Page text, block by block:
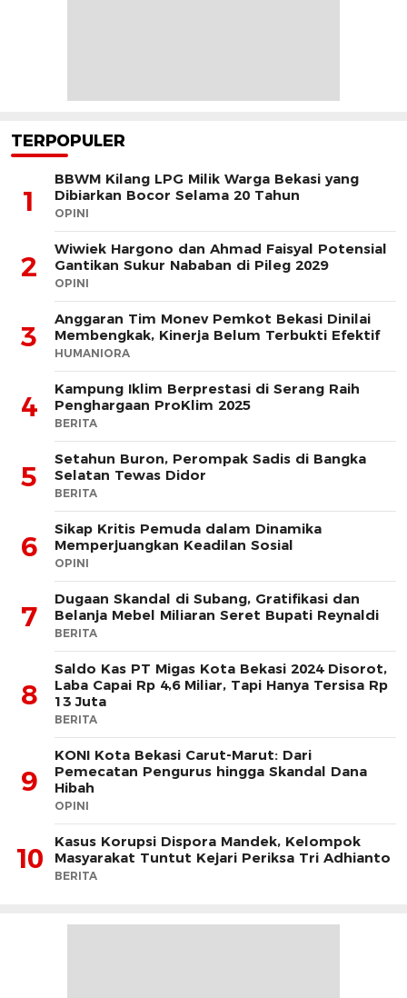
TERPOPULER
1
BBWM Kilang LPG Milik Warga Bekasi yang
Dibiarkan Bocor Selama 20 Tahun
OPINI
2
Wiwiek Hargono dan Ahmad Faisyal Potensial
Gantikan Sukur Nababan di Pileg 2029
OPINI
3
Anggaran Tim Monev Pemkot Bekasi Dinilai
Membengkak, Kinerja Belum Terbukti Efektif
HUMANIORA
4
Kampung Iklim Berprestasi di Serang Raih
Penghargaan ProKlim 2025
BERITA
5
Setahun Buron, Perompak Sadis di Bangka
Selatan Tewas Didor
BERITA
6
Sikap Kritis Pemuda dalam Dinamika
Memperjuangkan Keadilan Sosial
OPINI
7
Dugaan Skandal di Subang, Gratifikasi dan
Belanja Mebel Miliaran Seret Bupati Reynaldi
BERITA
8
Saldo Kas PT Migas Kota Bekasi 2024 Disorot,
Laba Capai Rp 4,6 Miliar, Tapi Hanya Tersisa Rp
13 Juta
BERITA
9
KONI Kota Bekasi Carut-Marut: Dari
Pemecatan Pengurus hingga Skandal Dana
Hibah
OPINI
10
Kasus Korupsi Dispora Mandek, Kelompok
Masyarakat Tuntut Kejari Periksa Tri Adhianto
BERITA